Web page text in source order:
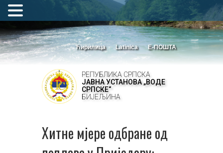
Ћирилица Latinica Е-ПОШТА
РЕПУБЛИКА СРПСКА
ЈАВНА УСТАНОВА „ВОДЕ
СРПСКЕ“
БИЈЕЉИНА
Хитне мјере одбране од